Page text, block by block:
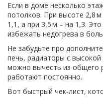
Если в доме несколько
потолков. При высоте 2,8
1,1, а при 3,5 м – на 1,3.
избежать недогрева в
Не забудьте про
печь, радиаторы с
можно вычесть из общего
работают постоянно.
Вот быстрый чек‑лист,